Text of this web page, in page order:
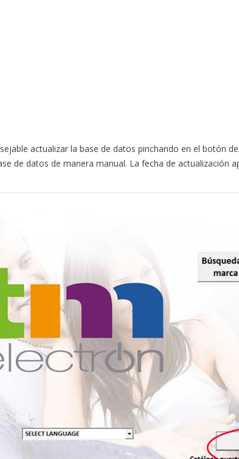
actualizar la base de datos pinchando en el botón
de datos de manera manual. La fecha de actualización